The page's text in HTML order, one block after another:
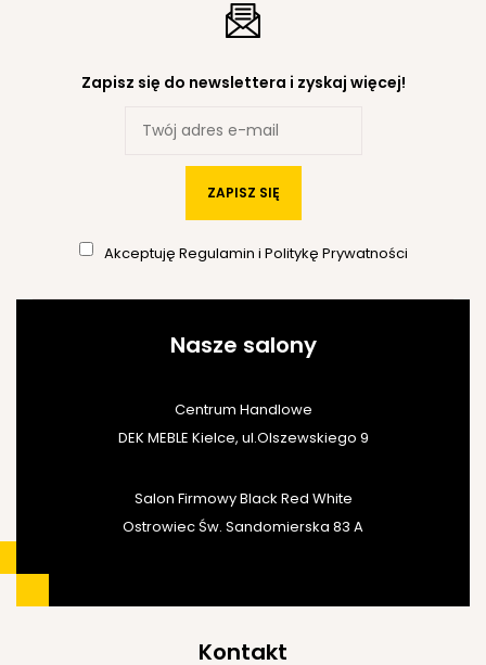
Zapisz się do newslettera i zyskaj więcej!
ZAPISZ SIĘ
Akceptuję Regulamin i Politykę Prywatności
Nasze salony
Centrum Handlowe
DEK MEBLE Kielce, ul.Olszewskiego 9
Salon Firmowy Black Red White
Ostrowiec Św. Sandomierska 83 A
Kontakt